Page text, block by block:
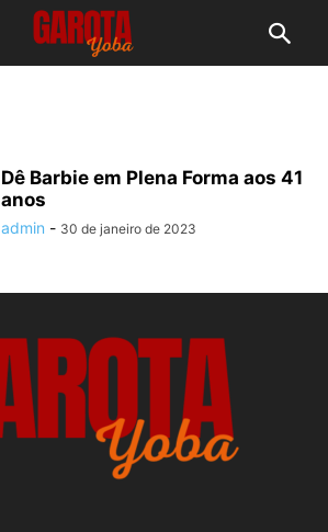
Dê Barbie em Plena Forma aos 41
anos
admin - 30 de janeiro de 2023